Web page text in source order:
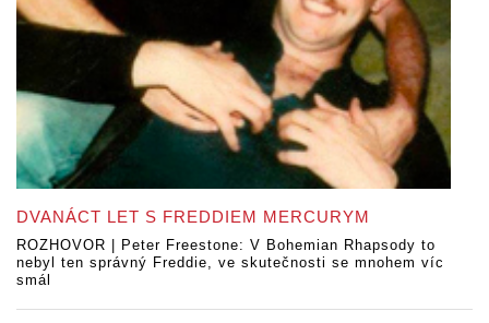
DVANÁCT LET S FREDDIEM MERCURYM
ROZHOVOR | Peter Freestone: V Bohemian Rhapsody to
nebyl ten správný Freddie, ve skutečnosti se mnohem víc
smál